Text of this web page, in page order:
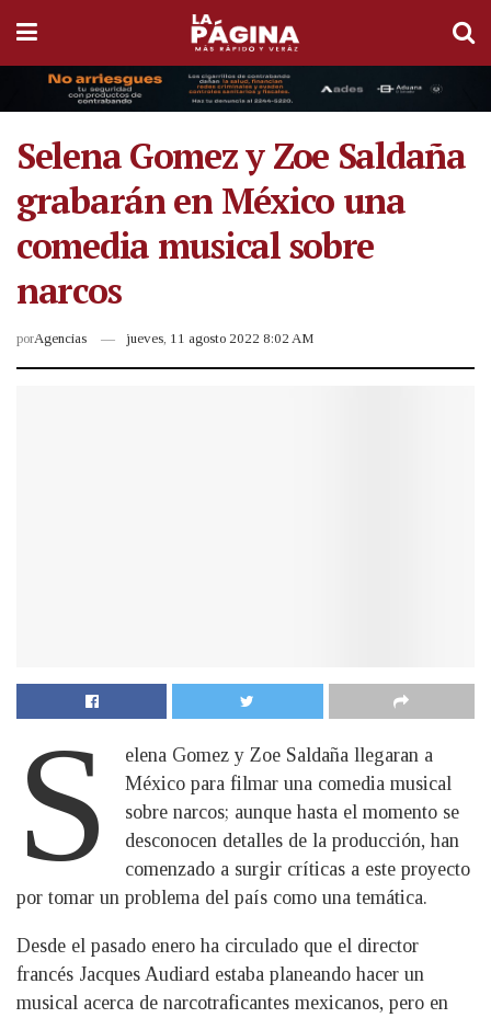
Selena Gomez y Zoe Saldaña
grabarán en México una
comedia musical sobre
narcos
porAgencias jueves, 11 agosto 2022 8:02 AM
S
elena Gomez y Zoe Saldaña llegaran a
México para filmar una comedia musical
sobre narcos; aunque hasta el momento se
desconocen detalles de la producción, han
comenzado a surgir críticas a este proyecto
por tomar un problema del país como una temática.
Desde el pasado enero ha circulado que el director
francés Jacques Audiard estaba planeando hacer un
musical acerca de narcotraficantes mexicanos, pero en